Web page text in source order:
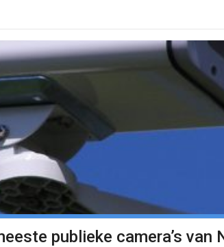
publieke camera’s van